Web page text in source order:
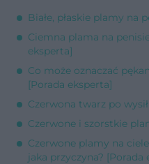
Białe, płaskie plamy na
Ciemna plama na
eksperta]
Co może oznaczać
[Porada eksperta]
Czerwona twarz po
Czerwone i szorstkie
Czerwone plamy na
jaka przyczyna? [Porada